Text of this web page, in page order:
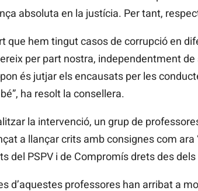
absoluta en la justícia. Per tant,
que hem tingut casos de corrupció en
per part nostra, independentment de
és jutjar els encausats per les
ha resolt la consellera.
la intervenció, un grup de
a llançar crits amb consignes com ara
del PSPV i de Compromís drets des
d’aquestes professores han arribat a